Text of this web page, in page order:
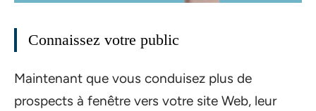
Connaissez votre public
Maintenant que vous conduisez plus de
prospects à fenêtre vers votre site Web, leur